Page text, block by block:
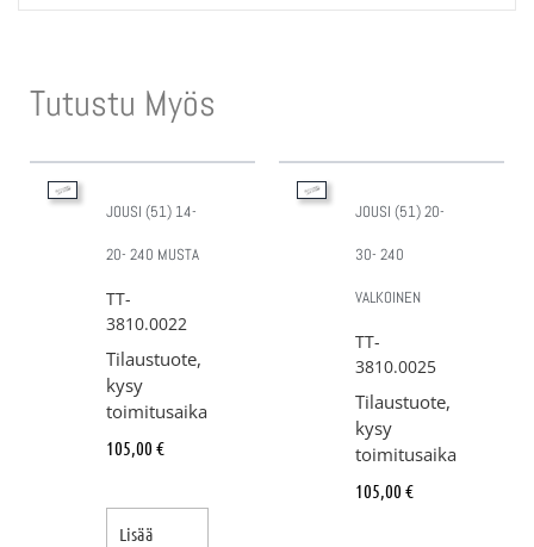
Tutustu Myös
JOUSI (51) 14-
20- 240 MUSTA
TT-
3810.0022
Tilaustuote,
kysy
toimitusaika
105,00 €
Lisää
JOUSI (51) 20-
30- 240
VALKOINEN
TT-
3810.0025
Tilaustuote,
kysy
toimitusaika
105,00 €